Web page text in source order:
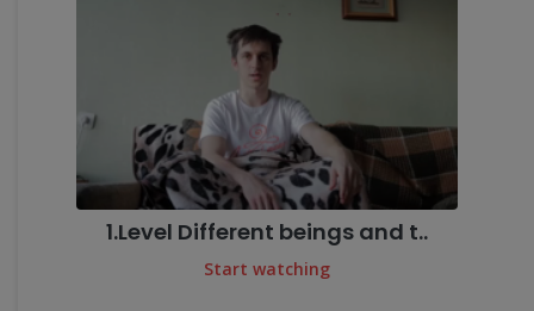
1.Level Different beings and t..
Start watching